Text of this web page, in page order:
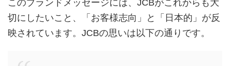
このブランドメッセージには、JCBがこれからも大
切にしたいこと、「お客様志向」と「日本的」が反
映されています。JCBの思いは以下の通りです。